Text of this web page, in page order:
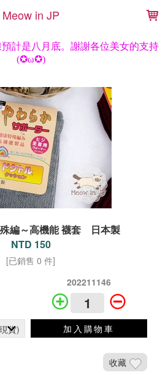
Meow in JP
編～高機能 襪套 日本製
NTD 150
[已銷售 0 件]
202211146
加入購物車
收藏